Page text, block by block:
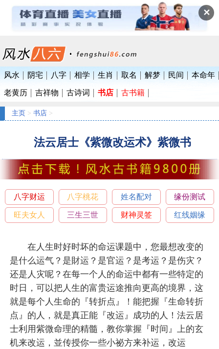
✕
风水 阴宅 八字 相学 生肖 取名 解梦 民间 本命年
老黄历 吉祥物 古诗词 书店 古书籍
主页 > 书店 >
法云居士《紫微改运术》紫微书
八字财运 八字桃花 姓名配对 缘份测试
旺夫女人 三生三世 财神灵签 红线姻缘
在人生时好时坏的命运课题中，您最想改变的
是什么运气？是財运？是官运？是考运？是伤灾？
还是人灾呢？在每一个人的命运中都有一些特定的
时日，可以把人生的富贵运途推向更高的境界，这
就是每个人生命的『转折点』！能把握『生命转折
点』的人，就是真正能『改运』成功的人！法云居
士利用紫微命理的精髓，教你掌握『时间』上的玄
机来改运，並传授你一些小祕方来补运，改运